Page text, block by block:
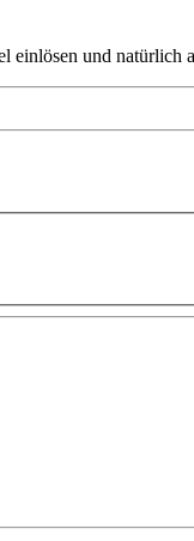
einlösen und natürlich